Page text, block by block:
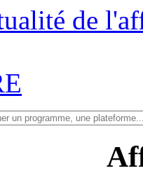
de